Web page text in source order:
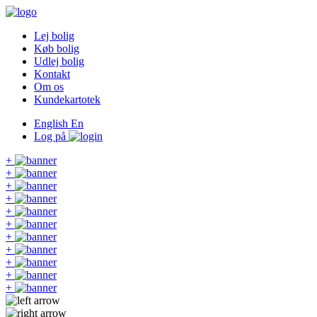
Lej bolig
Køb bolig
Udlej bolig
Kontakt
Om os
Kundekartotek
English En
Log på
+
+
+
+
+
+
+
+
+
+
+